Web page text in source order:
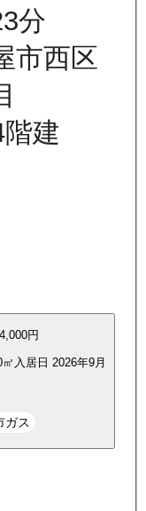
分
市西区
建
4,000円
㎡ 入居日 2026年9月
ガス